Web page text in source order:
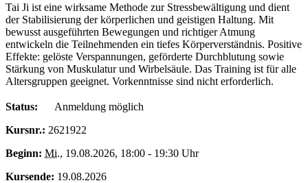
Tai Ji ist eine wirksame Methode zur Stressbewältigung und dient
der Stabilisierung der körperlichen und geistigen Haltung. Mit
bewusst ausgeführten Bewegungen und richtiger Atmung
entwickeln die Teilnehmenden ein tiefes Körperverständnis. Positive
Effekte: gelöste Verspannungen, geförderte Durchblutung sowie
Stärkung von Muskulatur und Wirbelsäule. Das Training ist für alle
Altersgruppen geeignet. Vorkenntnisse sind nicht erforderlich.
Status:
Anmeldung möglich
Kursnr.: 2621922
Beginn: Mi., 19.08.2026, 18:00 - 19:30 Uhr
Kursende: 19.08.2026